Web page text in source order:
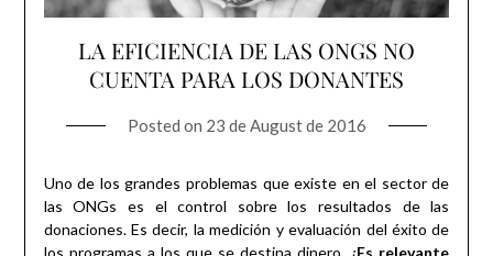
LA EFICIENCIA DE LAS ONGS NO
CUENTA PARA LOS DONANTES
Posted on 23 de August de 2016
Uno de los grandes problemas que existe en el sector de
las ONGs es el control sobre los resultados de las
donaciones. Es decir, la medición y evaluación del éxito de
los programas a los que se destina dinero. ¿Es relevante